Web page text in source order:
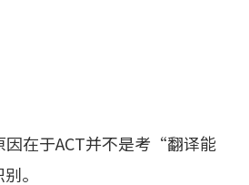
在于ACT并不是考“翻译能
。